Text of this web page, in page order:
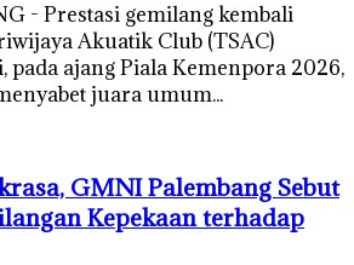
- Prestasi gemilang kembali
Akuatik Club (TSAC)
pada ajang Piala Kemenpora 2026,
juara umum...
GMNI Palembang Sebut
Kepekaan terhadap